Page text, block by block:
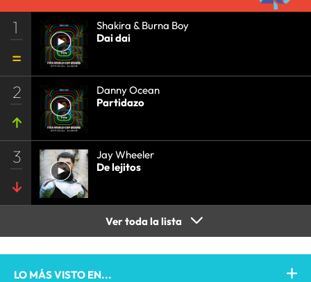
1
Shakira & Burna Boy
Dai dai
2
Danny Ocean
Partidazo
3
Jay Wheeler
De lejitos
Ver toda la lista
LO MÁS VISTO EN...